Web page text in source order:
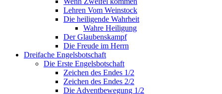
Lehren Vom Weinstock
Die heiligende Wahrheit
Wahre Heiligung
Der Glaubenskampf
Die Freude im Herrn
Dreifache Engelsbotschaft
Die Erste Engelsbotschaft
Zeichen des Endes 1/2
Zeichen des Endes 2/2
Die Adventbewegung 1/2